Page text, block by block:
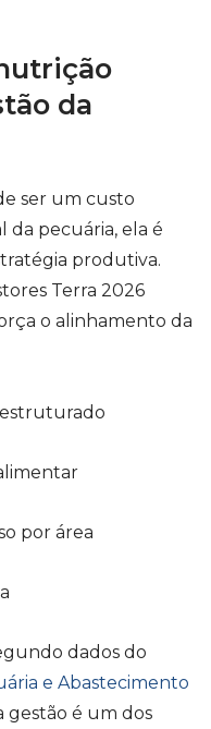
da
ser um custo
da pecuária, ela é
produtiva.
Terra 2026
o alinhamento da
por área
dados do
e Abastecimento
gestão é um dos